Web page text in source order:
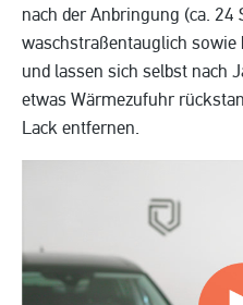
nach der Anbringung (ca. 24
waschstraßentauglich
und lassen sich selbst nach
etwas Wärmezufuhr
Lack entfernen.